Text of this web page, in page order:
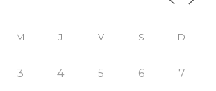
M J V S D
3 4 5 6 7